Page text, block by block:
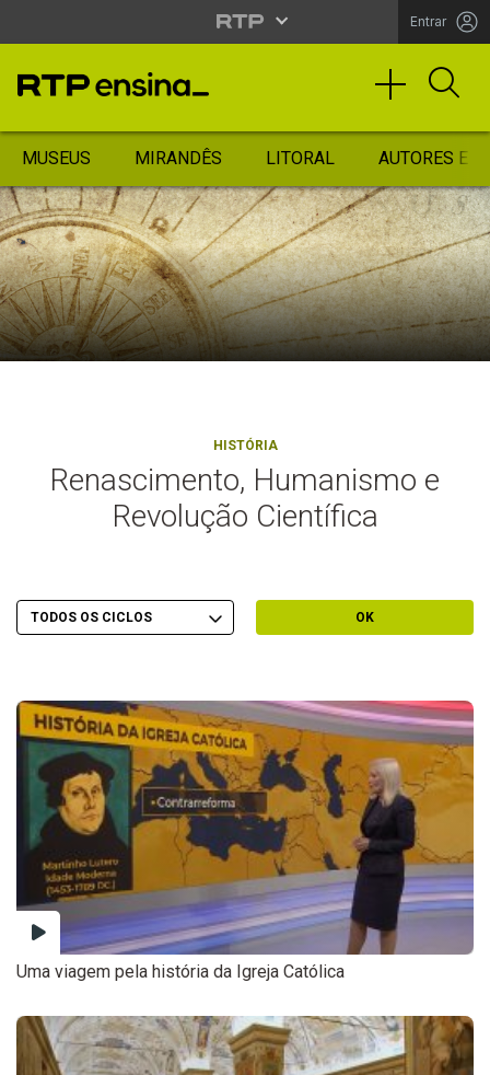
Entrar
MUSEUS MIRANDÊS LITORAL AUTORES
HISTÓRIA
Renascimento, Humanismo e
Revolução Científica
Filtrar por Ciclo
Escolher Ciclo OK
Uma viagem pela história da Igreja Católica